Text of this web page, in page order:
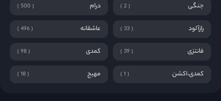
جنگی 2 درام 500
رازآلود 33 عاشقانه 496
فانتزی 39 کمدی 98
کمدی،اکشن 1 مهیج 18